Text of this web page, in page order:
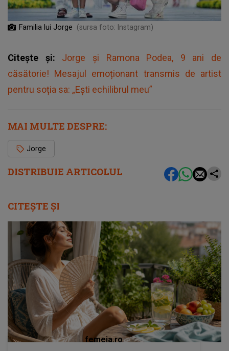
DISTRIBUIE ARTICOLUL
Familia lui Jorge (sursa foto: Instagram)
Citește și: Jorge și Ramona Podea, 9 ani de
căsătorie! Mesajul emoționant transmis de artist
pentru soția sa: „Ești echilibrul meu”
MAI MULTE DESPRE:
Jorge
CITEȘTE ȘI
femeia.ro